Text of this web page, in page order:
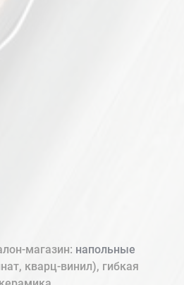
магазин: напольные
кварц-винил), гибкая